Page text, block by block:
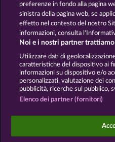
Informativa sulla
Note legali
Invia
I giochi social da casinò
all'intrattenimento e
preferenze in fondo alla pagina
sinistra della pagina web, se
effetto nel contesto del nostro
informazioni, consulta
Noi e i nostri partner
Utilizzare dati di
caratteristiche del dispositivo ai
informazioni su dispositivo e/o
personalizzati, valutazione dei
pubblicità, ricerche sul pubblico,
Elenco dei partner (fornitori)